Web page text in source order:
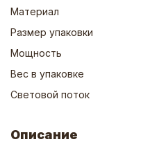
Материал
Размер упаковки
Мощность
Вес в упаковке
Световой поток
Описание